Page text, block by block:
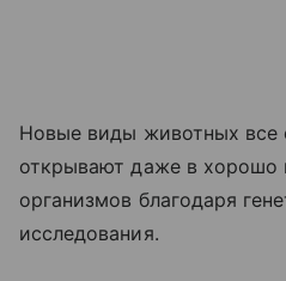
Новые виды животных все
открывают даже в хорошо
организмов благодаря
исследования.